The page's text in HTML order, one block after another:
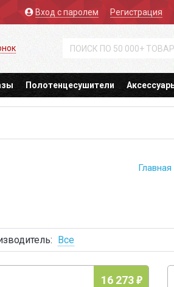
Вход с паролем Регистрация
Полотенцесушители
Главная
Все
16 273